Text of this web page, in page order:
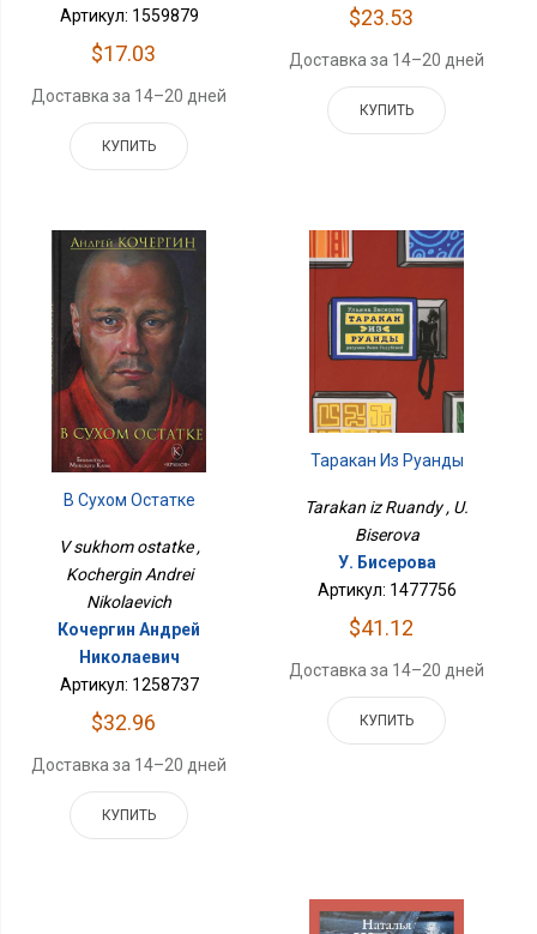
Артикул: 1559879
$17.03
Доставка за 14–20 дней
КУПИТЬ
$23.53
Доставка за 14–20 дней
КУПИТЬ
В Сухом Остатке
V sukhom ostatke ,
Kochergin Andrei
Nikolaevich
Кочергин Андрей
Николаевич
Артикул: 1258737
$32.96
Доставка за 14–20 дней
КУПИТЬ
Таракан Из Руанды
Tarakan iz Ruandy , U.
Biserova
У. Бисерова
Артикул: 1477756
$41.12
Доставка за 14–20 дней
КУПИТЬ